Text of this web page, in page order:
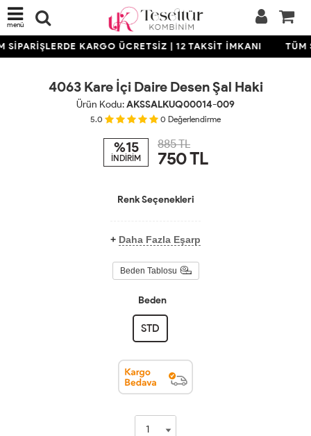
menü
SİPARİŞLERDE KARGO ÜCRETSİZ | 12 TAKSİT İMKANI TÜM
4063 Kare İçi Daire Desen Şal Haki
Ürün Kodu:AKSSALKUQ00014-009
5.0 0 Değerlendirme
%15
İNDİRİM
885 TL
750TL
Renk Seçenekleri
+ Daha Fazla Eşarp
Beden Tablosu
Beden
STD